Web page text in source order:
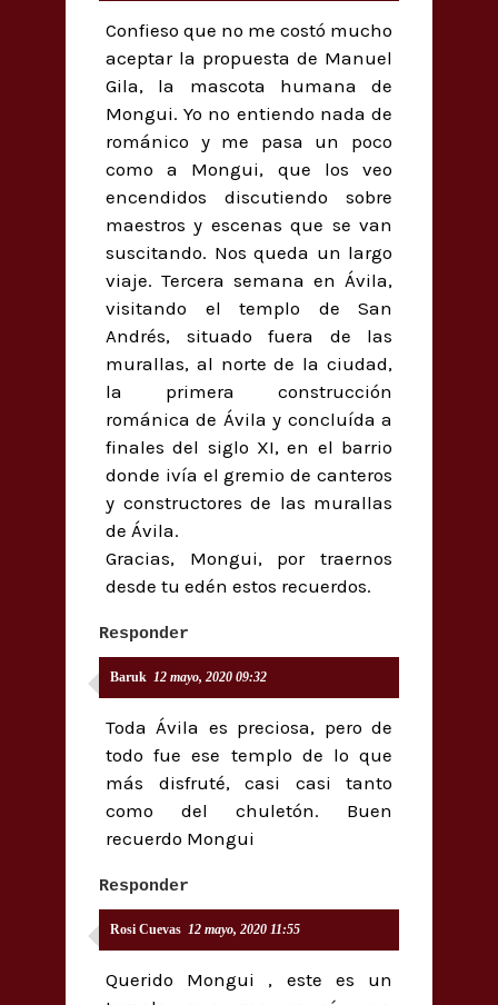
Confieso que no me costó mucho
aceptar la propuesta de Manuel
Gila, la mascota humana de
Mongui. Yo no entiendo nada de
románico y me pasa un poco
como a Mongui, que los veo
encendidos discutiendo sobre
maestros y escenas que se van
suscitando. Nos queda un largo
viaje. Tercera semana en Ávila,
visitando el templo de San
Andrés, situado fuera de las
murallas, al norte de la ciudad,
la primera construcción
románica de Ávila y concluída a
finales del siglo XI, en el barrio
donde ivía el gremio de canteros
y constructores de las murallas
de Ávila.
Gracias, Mongui, por traernos
desde tu edén estos recuerdos.
Responder
Baruk 12 mayo, 2020 09:32
Toda Ávila es preciosa, pero de
todo fue ese templo de lo que
más disfruté, casi casi tanto
como del chuletón. Buen
recuerdo Mongui
Responder
Rosi Cuevas 12 mayo, 2020 11:55
Querido Mongui , este es un